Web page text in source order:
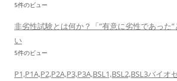
5件のビュー
非劣性試験とは何か？「”有意に劣性であった
い
5件のビュー
P1,P1A,P2,P2A,P3,P3A,BSL1,BSL2,BSL3バイ